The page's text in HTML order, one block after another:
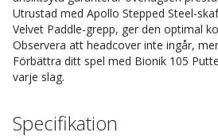
Utrustad med Apollo Stepped Steel-
Velvet Paddle-grepp, ger den optimal
Observera att headcover inte ingår,
Förbättra ditt spel med Bionik 105
varje slag.
Specifikation